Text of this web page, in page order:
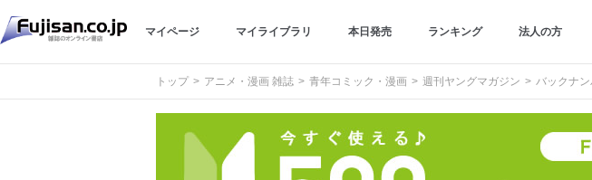
マイページ マイライブラリ 本日発売 ランキング 法人の方
トップ アニメ・漫画 雑誌 青年コミック・漫画 週刊ヤングマガジン バックナン